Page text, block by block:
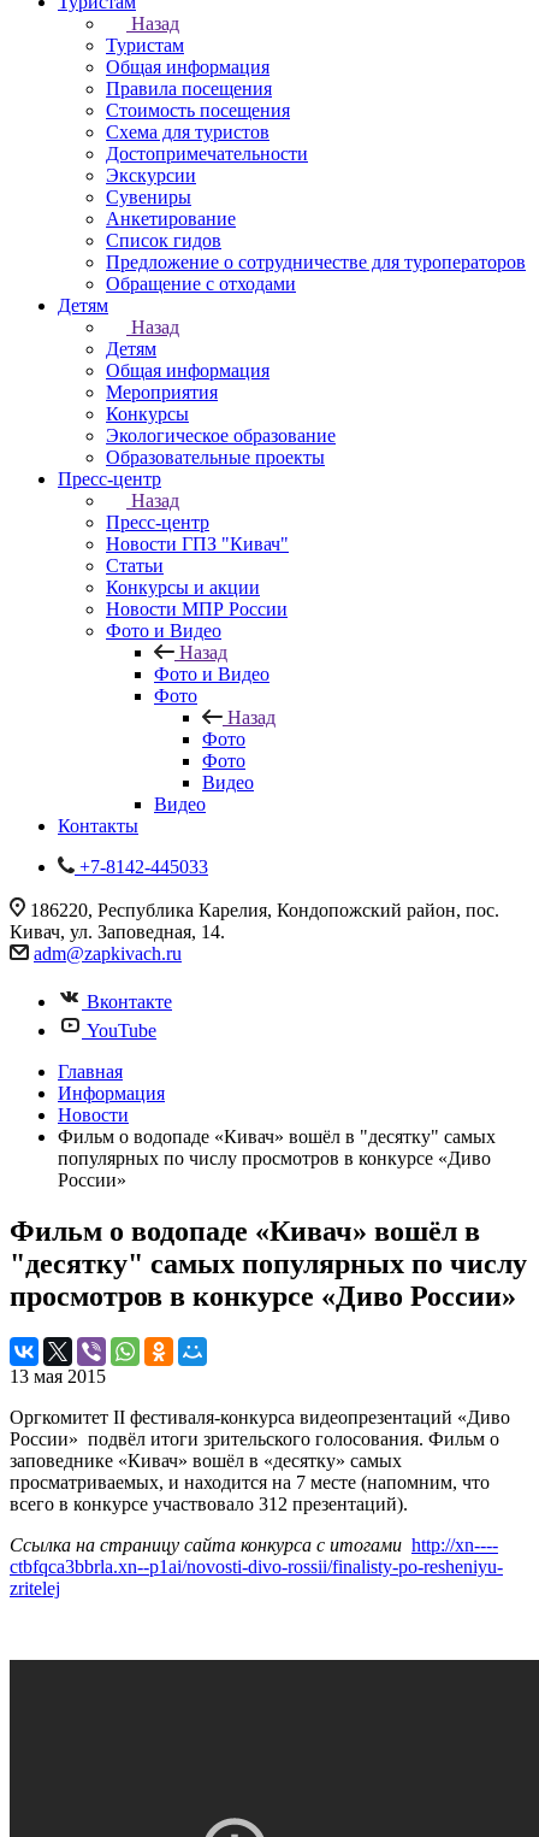
Назад
Туристам
Общая информация
Правила посещения
Стоимость посещения
Схема для туристов
Достопримечательности
Экскурсии
Сувениры
Анкетирование
Список гидов
Предложение о сотрудничестве для туроператоров
Обращение с отходами
Детям
Назад
Детям
Общая информация
Мероприятия
Конкурсы
Экологическое образование
Образовательные проекты
Пресс-центр
Назад
Пресс-центр
Новости ГПЗ "Кивач"
Статьи
Конкурсы и акции
Новости МПР России
Фото и Видео
Назад
Фото и Видео
Фото
Назад
Фото
Фото
Видео
Видео
Контакты
+7-8142-445033
186220, Республика Карелия, Кондопожский район, пос.
Кивач, ул. Заповедная, 14.
adm@zapkivach.ru
Вконтакте
YouTube
Главная
Информация
Новости
Фильм о водопаде «Кивач» вошёл в "десятку" самых
популярных по числу просмотров в конкурсе «Диво
России»
Фильм о водопаде «Кивач» вошёл в
"десятку" самых популярных по числу
просмотров в конкурсе «Диво России»
13 мая 2015
Оргкомитет II фестиваля-конкурса видеопрезентаций «Диво
России» подвёл итоги зрительского голосования. Фильм о
заповеднике «Кивач» вошёл в «десятку» самых
просматриваемых, и находится на 7 месте (напомним, что
всего в конкурсе участвовало 312 презентаций).
Ссылка на страницу сайта конкурса с итогами http://xn----
ctbfqca3bbrla.xn--p1ai/novosti-divo-rossii/finalisty-po-resheniyu-
zritelej